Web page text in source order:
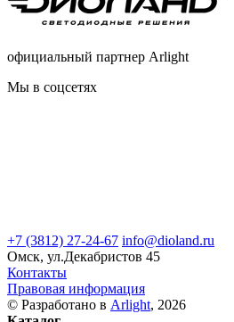
официальный партнер Arlight
Мы в соцсетях
+7 (3812) 27-24-67 info@dioland.ru
Омск, ул.Декабристов 45
Контакты
Правовая информация
© Разработано в Arlight, 2026